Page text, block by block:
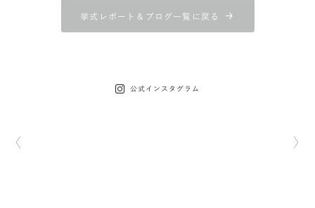
挙式レポート＆ブログ一覧に戻る
公式インスタグラム